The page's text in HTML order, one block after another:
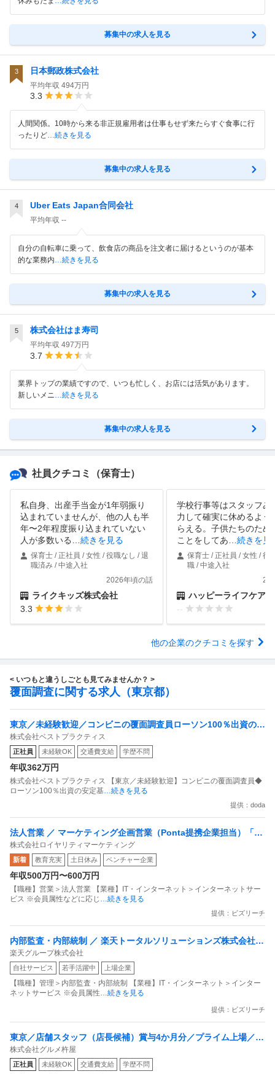
募集中の求人を見る
3 日本郵政株式会社
平均年収 494万円
3.3
人間関係。10時から来る非正規雇用者は仕事もせず来たらすぐ食事に行
ったりど…続きを見る
募集中の求人を見る
4 Uber Eats Japan合同会社
平均年収 --
自分の自転車に乗って、飲食店の商品を注文者に届けるというのが基本
的な業務内…続きを見る
募集中の求人を見る
5 株式会社はま寿司
平均年収 497万円
3.7
業界トップの業績ですので、いつも忙しく、お店には活気があります。
新しいメニ
…続きを見る
募集中の求人を見る
社員クチコミ （保育士）
私自身、出産手当金が1年弱振り
込まれていませんが、他の人も半
年〜2年程度振り込まれていない
人が多数いる
続きを見る
保育士 / 正社員 / 女性 / 役職なし / 退
職済み / 中途入社
2026年頃の話
ライクキッズ株式会社
3.3
学校行事等はスタッフみ
力して確実に休めるよう
らえる。子供たちのため
ことをしてあ
続きを見
保育士 / 正社員 / 女性 / 役
職 / 中途入社
ハッピーライフケア
--
他の企業のクチコミを探す
< いつもと違うしごとも見てみませんか？ >
覆面調査に関する求人（東京都）
東京／未経験歓迎／コンビニの覆面調査員ローソン100％出資の安
定基盤／月５日在宅／残業月10時間
株式会社ベストプラクティス
正社員 未経験OK 交通費支給 学歴不問
年収362万円
株式会社ベストプラクティス 【東京／未経験歓迎】コンビニの覆面調査員◆
ローソン100％出資の安定基 …続きを見る
提供：doda
法人営業 ／ マーケティング企画営業（Ponta提携企業担当）「国
内最大級の共通ポイントサービスを展開／無駄のない消費社会を
目指すデータマーケティングカンパニー」
株式会社ロイヤリティマーケティング
新着 教育充実 土日休み ベンチャー企業
年収500万円〜600万円
【職種】営業＞法人営業 【業種】IT・インターネット＞インターネットサー
ビス ※会員属性などに応じ
…続きを見る
提供：ビズリーチ
内部監査・内部統制 ／ 楽天トータルソリューションズ株式会社
戦略事業コンプライアンス支援部 業務統制支援課：ショップコン
プライアンス推進担当（SBCSD）
楽天グループ株式会社
自社サービス 若手活躍中 上場企業
【職種】管理＞内部監査・内部統制 【業種】IT・インターネット＞インター
ネットサービス ※会員属性 …続きを見る
提供：ビズリーチ
東京／店舗スタッフ（店長候補）賞与4か月分／プライム上場／残
業月15H以下／新店オープン多数
株式会社グルメ杵屋
正社員 未経験OK 交通費支給 学歴不問